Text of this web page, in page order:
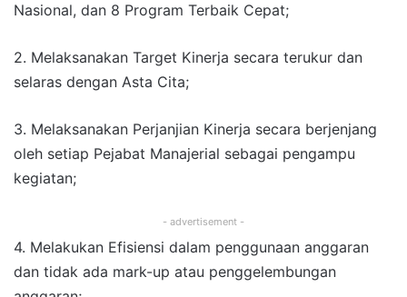
Nasional, dan 8 Program Terbaik Cepat;
2. Melaksanakan Target Kinerja secara terukur dan
selaras dengan Asta Cita;
3. Melaksanakan Perjanjian Kinerja secara berjenjang
oleh setiap Pejabat Manajerial sebagai pengampu
kegiatan;
- advertisement -
4. Melakukan Efisiensi dalam penggunaan anggaran
dan tidak ada mark-up atau penggelembungan